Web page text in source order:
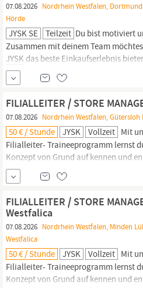
07.08.2026 Nordrhein Westfalen,
Hörde
JYSK SE Teilzeit Du bist motiviert
Zusammen mit deinem Team
JYSK das beste Einkaufserlebnis
und ein schnelllebiges Umfeld? Dann
das perfekte Match für dich! WAS WIR
sich als Ziel gesetzt, die erste Wahl
FILIALLEITER / STORE
07.08.2026 Nordrhein Westfalen,
50 € / Stunde JYSK Vollzeit Mit
Filialleiter- Traineeprogramm lernst
Konzept von Grund auf kennen und
Führungskraft mit Verantwortung für
Teil eines internationalen
unternehmerisches Denken aktiv
FILIALLEITER / STORE
Westfalica
07.08.2026 Nordrhein Westfalen, Minden
Westfalica
50 € / Stunde JYSK Vollzeit Mit
Filialleiter- Traineeprogramm lernst
Konzept von Grund auf kennen und